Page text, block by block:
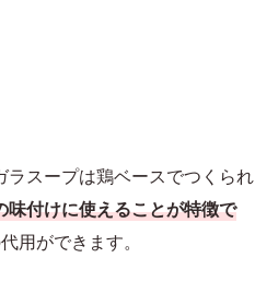
スープは鶏ベースでつくられ
付けに使えることが特徴で
用ができます。